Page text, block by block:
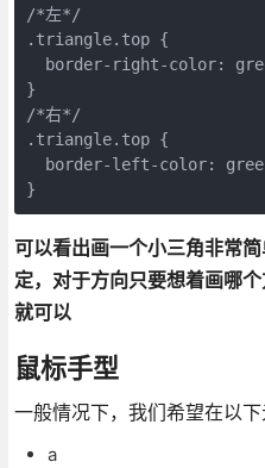
/*左*/
.triangle.top {
border-right-color:
}
/*右*/
.triangle.top {
border-left-color:
}
可以看出画一个小三角非常
定，对于方向只要想着画哪
就可以
鼠标手型
一般情况下，我们希望在以
a